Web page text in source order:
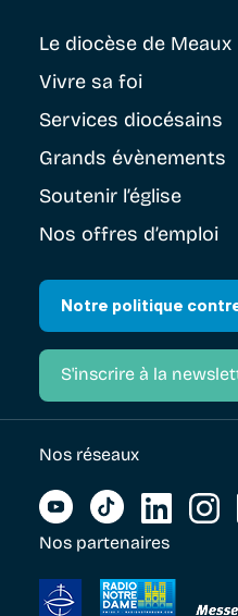
Le diocèse de Meaux
Vivre sa foi
Services diocésains
Grands évènements
Soutenir l’église
Nos offres d’emploi
Notre politique
S'inscrire à la
Nos réseaux
Nos partenaires